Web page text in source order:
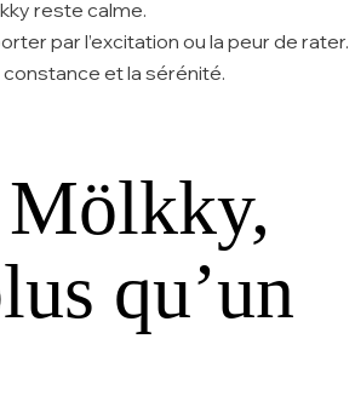
reste calme.
par l’excitation ou la peur de rater.
et la sérénité.
qu’un